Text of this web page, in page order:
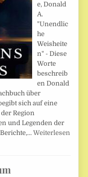
e, Donald
A.
"Unendlic
he
Weisheite
n" - Diese
Worte
beschreib
en Donald
über
sich auf eine
Region
und Legenden der
Weiterlesen